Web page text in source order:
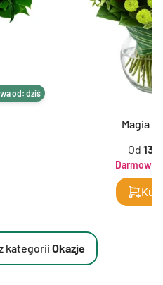
od: dziś
Magia
Od
Darmowa
kategorii Okazje